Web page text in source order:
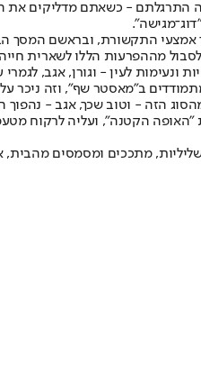
התרגלתם - כשאתם מדליקים את
אמצעי התקשורת, ובראשם
מההפרעות הללו לשארית
לעין - וגורן, אגב,
ב"מאסטר שף", וזה ניכר על
הזה - וטוב שכך, אגב -
"האופה הקטנה", ועליה
מתככים ומסמסים